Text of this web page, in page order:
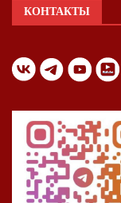
КОНТАКТЫ